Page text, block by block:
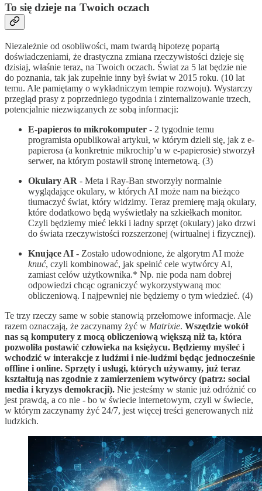
To się dzieje na Twoich oczach
Niezależnie od osobliwości, mam twardą hipotezę popartą
doświadczeniami, że drastyczna zmiana rzeczywistości dzieje się
dzisiaj, właśnie teraz, na Twoich oczach. Świat za 5 lat będzie nie
do poznania, tak jak zupełnie inny był świat w 2015 roku. (10 lat
temu. Ale pamiętamy o wykładniczym tempie rozwoju). Wystarczy
przegląd prasy z poprzedniego tygodnia i zinternalizowanie trzech,
potencjalnie niezwiązanych ze sobą informacji:
E-papieros to mikrokomputer - 2 tygodnie temu
programista opublikował artykuł, w którym dzieli się, jak z e-
papierosa (a konkretnie mikrochip’u w e-papierosie) stworzył
serwer, na którym postawił stronę internetową. (3)
Okulary AR - Meta i Ray-Ban stworzyły normalnie
wyglądające okulary, w których AI może nam na bieżąco
tłumaczyć świat, który widzimy. Teraz premierę mają okulary,
które dodatkowo będą wyświetlały na szkiełkach monitor.
Czyli będziemy mieć lekki i ładny sprzęt (okulary) jako drzwi
do świata rzeczywistości rozszerzonej (wirtualnej i fizycznej).
Knujące AI - Zostało udowodnione, że algorytm AI może
knuć, czyli kombinować, jak spełnić cele wytwórcy AI,
zamiast celów użytkownika.* Np. nie poda nam dobrej
odpowiedzi chcąc ograniczyć wykorzystywaną moc
obliczeniową. I najpewniej nie będziemy o tym wiedzieć. (4)
Te trzy rzeczy same w sobie stanowią przełomowe informacje. Ale
razem oznaczają, że zaczynamy żyć w Matrixie. Wszędzie wokół
nas są komputery z mocą obliczeniową większą niż ta, która
pozwoliła postawić człowieka na księżycu. Będziemy myśleć i
wchodzić w interakcje z ludźmi i nie-ludźmi będąc jednocześnie
offline i online. Sprzęty i usługi, których używamy, już teraz
kształtują nas zgodnie z zamierzeniem wytwórcy (patrz: social
media i kryzys demokracji). Nie jesteśmy w stanie już odróżnić co
jest prawdą, a co nie - bo w świecie internetowym, czyli w świecie,
w którym zaczynamy żyć 24/7, jest więcej treści generowanych niż
ludzkich.